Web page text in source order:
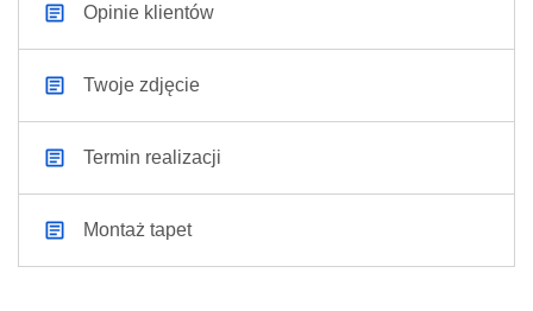
Opinie klientów
Twoje zdjęcie
Termin realizacji
Montaż tapet